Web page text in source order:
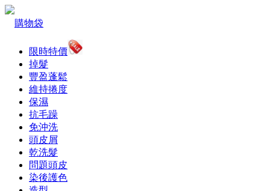
購物袋
限時特價
掉髮
豐盈蓬鬆
維持捲度
保濕
抗毛躁
免沖洗
頭皮屑
乾洗髮
問題頭皮
染後護色